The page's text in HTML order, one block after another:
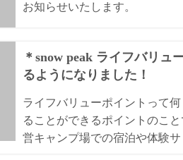
お知らせいたします。
＊snow peak ライフバリュ
るようになりました！
ライフバリューポイントって
ることができるポイントのこ
営キャンプ場での宿泊や体験